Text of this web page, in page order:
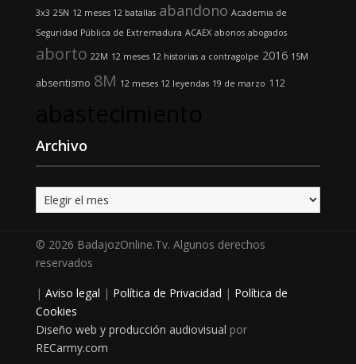
3x3 25N 12 meses 12 batallas abandono Academia de
Seguridad Pública de Extremadura ACAEX abonos abogados
aborto 22M 12 meses 12 historias a contragolpe 2016 15M
absentismo 8M 12 meses 12 leyendas 19 de marzo 112
Archivo
Archivo
© 2026 BadajozOnline.Tv. Algunos derechos
reservados
| Aviso legal | Política de Privacidad | Política de
Cookies
Diseño web y producción audiovisual por
RECarmy.com